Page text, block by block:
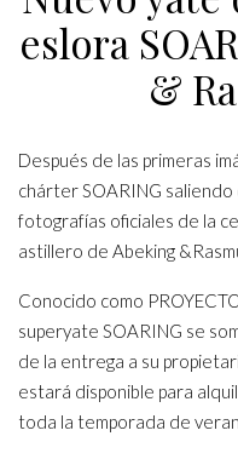
eslora
&
Después de las primeras
chárter SOARING
fotografías oficiales de la
astillero de Abeking
Conocido como
superyate SOARING se
de la entrega a su
estará disponible para
toda la temporada de